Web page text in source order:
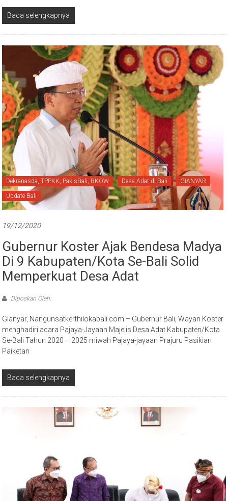
Baca selengkapnya
Dekranasda, TPPKK, PakisBali, BKOW Desa Adat di Bali GIANYAR
Update Bali
19/12/2020
Gubernur Koster Ajak Bendesa Madya
Di 9 Kabupaten/Kota Se-Bali Solid
Memperkuat Desa Adat
Diposkan Oleh:
Gianyar, Nangunsatkerthilokabali.com – Gubernur Bali, Wayan Koster
menghadiri acara Pajaya-Jayaan Majelis Desa Adat Kabupaten/Kota
Se-Bali Tahun 2020 – 2025 miwah Pajaya-jayaan Prajuru Pasikian
Paiketan
Baca selengkapnya